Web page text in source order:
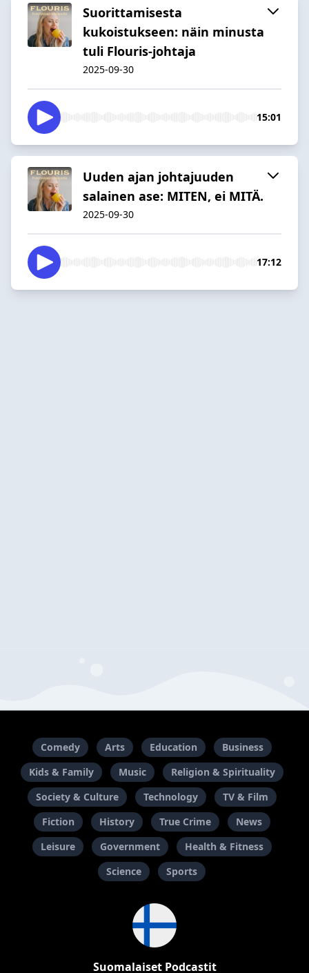
Suorittamisesta
kukoistukseen: näin minusta
tuli Flouris-johtaja
2025-09-30
15:01
Uuden ajan johtajuuden
salainen ase: MITEN, ei MITÄ.
2025-09-30
17:12
Comedy Arts Education
Business
Kids & Family
Music
Religion & Spirituality
Society & Culture
Technology
TV & Film
Fiction
History True Crime
News
Leisure
Government
Health & Fitness
Science
Sports
Suomalaiset Podcastit